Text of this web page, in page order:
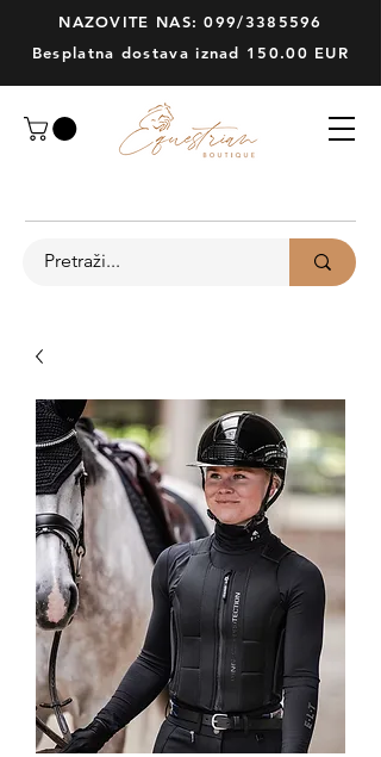
NAZOVITE NAS: 099/3385596
Besplatna dostava iznad 150.00 EUR